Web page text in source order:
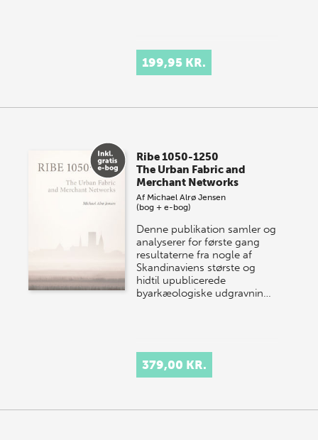
199,95 KR.
Ribe 1050-1250
The Urban Fabric and
Merchant Networks
Af Michael Alrø Jensen
(bog + e-bog)
Denne publikation samler og
analyserer for første gang
resultaterne fra nogle af
Skandinaviens største og
hidtil upublicerede
byarkæologiske udgravnin…
379,00 KR.